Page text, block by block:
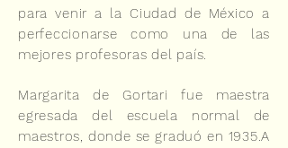
para venir a la Ciudad de México a
perfeccionarse como una de las
mejores profesoras del país.
Margarita de Gortari fue maestra
egresada del escuela normal de
maestros, donde se graduó en 1935.A